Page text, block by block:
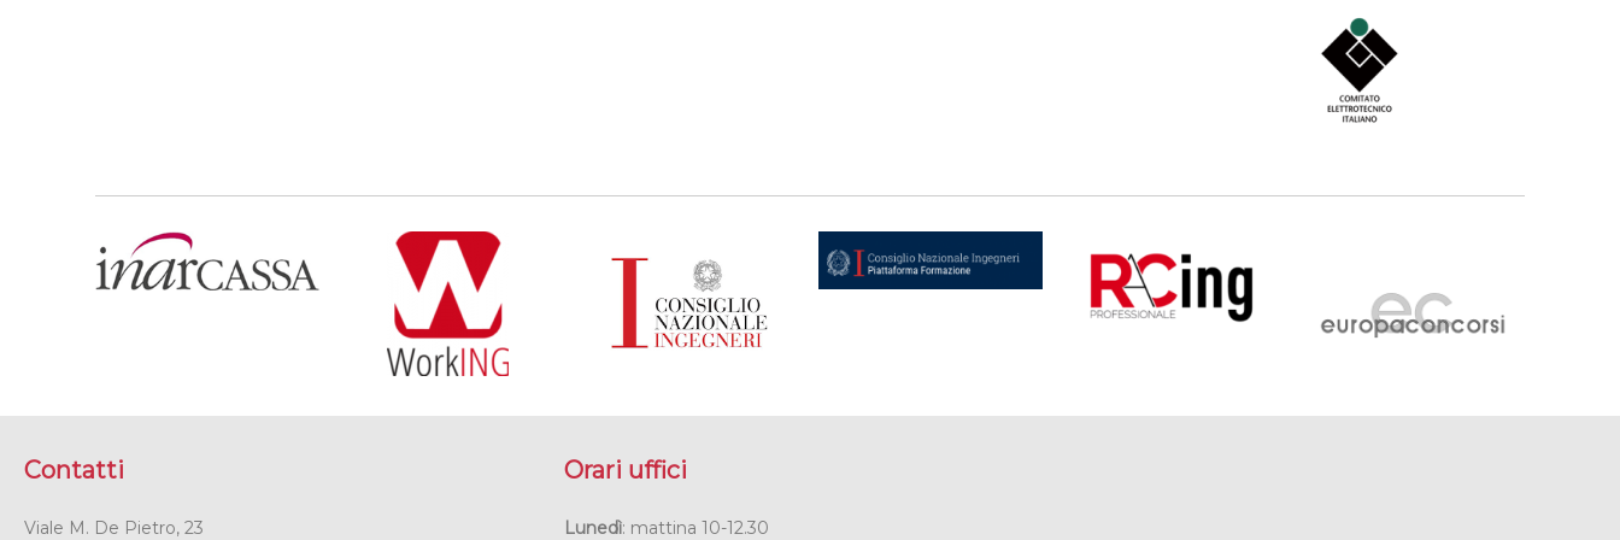
Contatti
Viale M. De Pietro, 23
Orari uffici
Lunedì: mattina 10-12.30